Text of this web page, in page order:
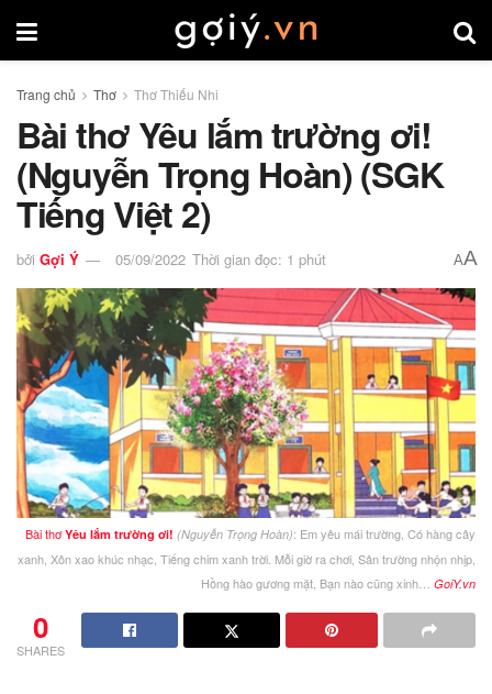
Trang chủ Thơ Thơ Thiếu Nhi
Bài thơ Yêu lắm trường ơi!
(Nguyễn Trọng Hoàn) (SGK
Tiếng Việt 2)
bởi Gợi Ý 05/09/2022 Thời gian đọc: 1 phút AA
Bài thơYêu lắm trường ơi! (Nguyễn Trọng Hoàn): Em yêu mái trường, Có hàng cây
xanh, Xôn xao khúc nhạc, Tiếng chim xanh trời. Mỗi giờ ra chơi, Sân trường nhộn nhịp,
Hồng hào gương mặt, Bạn nào cũng xinh… GoiY.vn
0
SHARES